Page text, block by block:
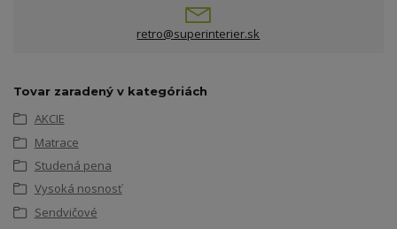
retro@superinterier.sk
Tovar zaradený v kategóriách
AKCIE
Matrace
Studená pena
Vysoká nosnosť
Sendvičové